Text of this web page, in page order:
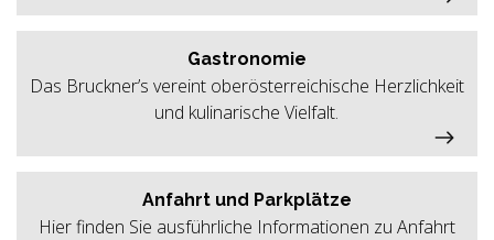
Gastronomie
Das Bruckner’s vereint oberösterreichische Herzlichkeit
und kulinarische Vielfalt.
Anfahrt und Parkplätze
Hier finden Sie ausführliche Informationen zu Anfahrt